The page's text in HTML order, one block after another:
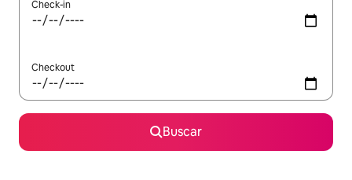
Check-in
Checkout
Buscar